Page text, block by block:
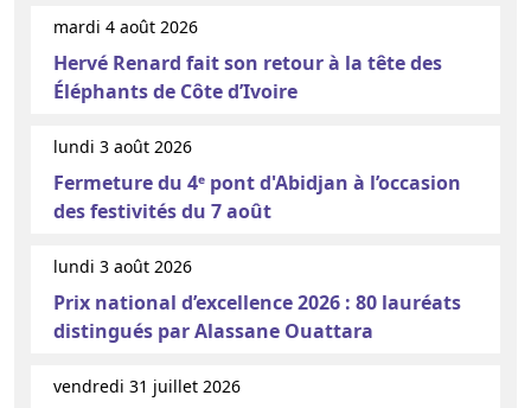
mardi 4 août 2026
Hervé Renard fait son retour à la tête des
Éléphants de Côte d’Ivoire
lundi 3 août 2026
Fermeture du 4ᵉ pont d'Abidjan à l’occasion
des festivités du 7 août
lundi 3 août 2026
Prix national d’excellence 2026 : 80 lauréats
distingués par Alassane Ouattara
vendredi 31 juillet 2026